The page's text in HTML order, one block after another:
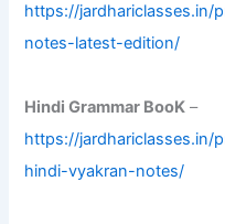
https://jardhariclasses.in/
notes-latest-edition/
Hindi Grammar BooK –
https://jardhariclasses.in/
hindi-vyakran-notes/